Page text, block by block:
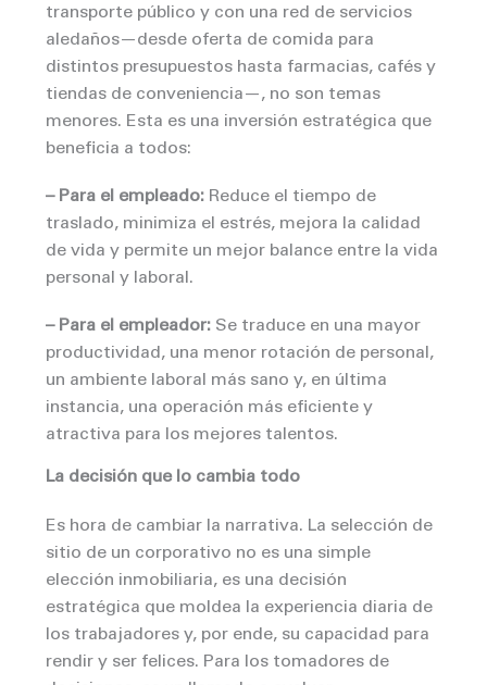
transporte público y con una red de servicios
aledaños—desde oferta de comida para
distintos presupuestos hasta farmacias, cafés y
tiendas de conveniencia—, no son temas
menores. Esta es una inversión estratégica que
beneficia a todos:
– Para el empleado: Reduce el tiempo de
traslado, minimiza el estrés, mejora la calidad
de vida y permite un mejor balance entre la vida
personal y laboral.
– Para el empleador: Se traduce en una mayor
productividad, una menor rotación de personal,
un ambiente laboral más sano y, en última
instancia, una operación más eficiente y
atractiva para los mejores talentos.
La decisión que lo cambia todo
Es hora de cambiar la narrativa. La selección de
sitio de un corporativo no es una simple
elección inmobiliaria, es una decisión
estratégica que moldea la experiencia diaria de
los trabajadores y, por ende, su capacidad para
rendir y ser felices. Para los tomadores de